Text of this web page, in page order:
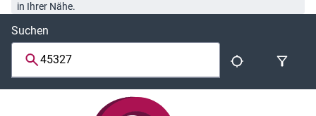
in Ihrer Nähe.
Suchen